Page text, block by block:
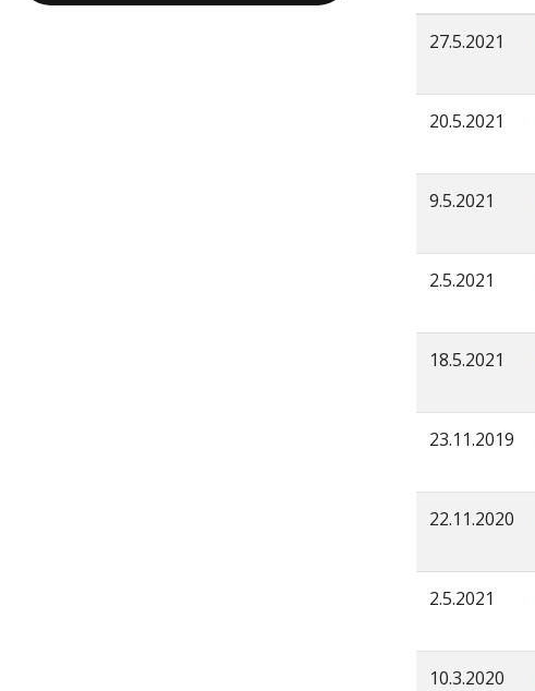
27.5.2021
20.5.2021
9.5.2021
2.5.2021
18.5.2021
23.11.2019
22.11.2020
2.5.2021
10.3.2020